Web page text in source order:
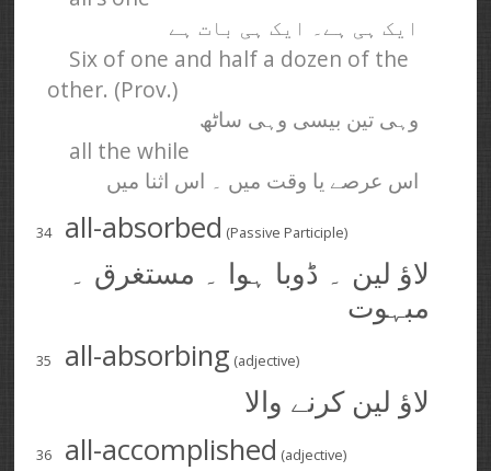
ایک ہی ہے۔ ایک ہی بات ہے
Six of one and half a dozen of the
other. (Prov.)
وہی تین بیسی وہی ساٹھ
all the while
اس عرصے یا وقت میں ۔ اس اثنا میں
34 all-absorbed (Passive Participle)
لاؤ لین ۔ ڈوبا ہوا ۔ مستغرق ۔
مبہوت
35 all-absorbing (adjective)
لاؤ لین کرنے والا
36 all-accomplished (adjective)